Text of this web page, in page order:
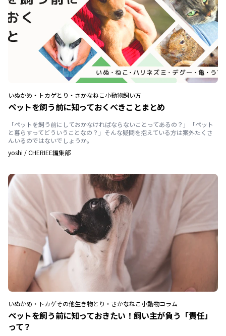
いぬかめ・トカゲとり・さかなねこ小動物飼い方
ペットを飼う前に知っておくべきことまとめ
「ペットを飼う前にしておかなければならないことってあるの？」「ペット
と暮らすってどういうことなの？」そんな疑問を抱えている方は案外たくさ
んいるのではないでしょうか。
yoshi /CHERIEE編集部
いぬかめ・トカゲその他生き物とり・さかなねこ小動物コラム
ペットを飼う前に知っておきたい！飼い主が負う「責任」
って？